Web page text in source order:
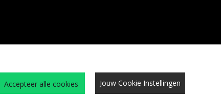
Algemene Voorwaarden Cookies Site beveiliging
Jouw Cookie Instellingen
Accepteer alle cookies